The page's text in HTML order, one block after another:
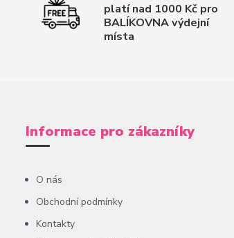
platí nad 1000 Kč pro
BALÍKOVNA výdejní
místa
Informace pro zákazníky
O nás
Obchodní podmínky
Kontakty